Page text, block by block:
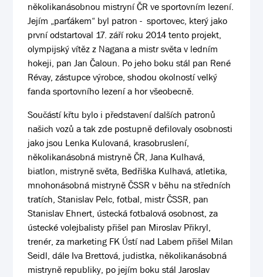
několikanásobnou mistryní ČR ve sportovním lezení.
Jejím „parťákem“ byl patron - sportovec, který jako
první odstartoval 17. září roku 2014 tento projekt,
olympijský vítěz z Nagana a mistr světa v ledním
hokeji, pan Jan Čaloun. Po jeho boku stál pan René
Révay, zástupce výrobce, shodou okolností velký
fanda sportovního lezení a hor všeobecně.
Součástí křtu bylo i představení dalších patronů
našich vozů a tak zde postupně defilovaly osobnosti
jako jsou Lenka Kulovaná, krasobruslení,
několikanásobná mistryně ČR, Jana Kulhavá,
biatlon, mistryně světa, Bedřiška Kulhavá, atletika,
mnohonásobná mistryně ČSSR v běhu na středních
tratích, Stanislav Pelc, fotbal, mistr ČSSR, pan
Stanislav Ehnert, ústecká fotbalová osobnost, za
ústecké volejbalisty přišel pan Miroslav Přikryl,
trenér, za marketing FK Ústí nad Labem přišel Milan
Seidl, dále Iva Brettová, judistka, několikanásobná
mistryně republiky, po jejím boku stál Jaroslav